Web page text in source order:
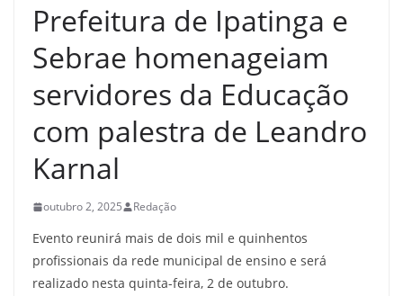
Prefeitura de Ipatinga e
Sebrae homenageiam
servidores da Educação
com palestra de Leandro
Karnal
outubro 2, 2025 Redação
Evento reunirá mais de dois mil e quinhentos
profissionais da rede municipal de ensino e será
realizado nesta quinta-feira, 2 de outubro.